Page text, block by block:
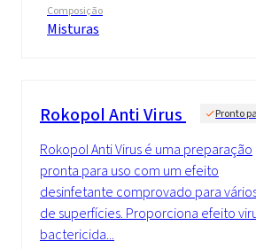
Composição
Misturas
Rokopol Anti Virus Pronto
Rokopol Anti Virus é uma preparação
pronta para uso com um efeito
desinfetante comprovado para
de superfícies. Proporciona efeito
bactericida...